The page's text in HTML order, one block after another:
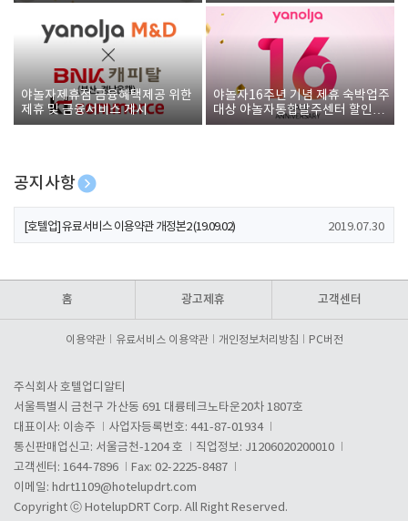
야놀자제휴점 금융혜택제공 위한
제휴 및 금융서비스 게시
야놀자16주년 기념 제휴 숙박업주
대상 야놀자통합발주센터 할인쿠
폰 증정
공지사항
[호텔업] 개인정보 처리방침 개정본1 (19.09.02)
[호텔업] 유료서비스 이용약관 개정본2 (19.09.02) 2019.07.30
홈 광고제휴 고객센터
이용약관 유료서비스 이용약관 개인정보처리방침 PC버전
주식회사 호텔업디알티
서울특별시 금천구 가산동 691 대륭테크노타운20차 1807호
대표이사: 이송주
사업자등록번호: 441-87-01934
통신판매업신고: 서울금천-1204 호
직업정보: J1206020200010
고객센터: 1644-7896
Fax: 02-2225-8487
이메일: hdrt1109@hotelupdrt.com
Copyright ⓒ HotelupDRT Corp. All Right Reserved.